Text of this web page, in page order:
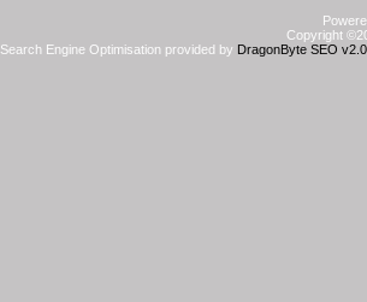
Copyright
Search Engine Optimisation provided by DragonByte SEO